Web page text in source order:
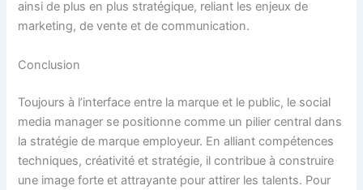
ainsi de plus en plus stratégique, reliant les enjeux de
marketing, de vente et de communication.
Conclusion
Toujours à l’interface entre la marque et le public, le social
media manager se positionne comme un pilier central dans
la stratégie de marque employeur. En alliant compétences
techniques, créativité et stratégie, il contribue à construire
une image forte et attrayante pour attirer les talents. Pour